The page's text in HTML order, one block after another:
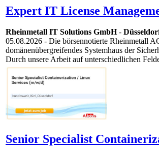
Expert IT License
Rheinmetall IT Solutions GmbH-
05.08.2026 - Die börsennotierte Rheinmetall
domänenübergreifendes Systemhaus der
Durch unsere Arbeit auf unterschiedlichen
Senior Specialist